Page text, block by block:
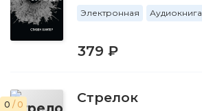
Электронная Аудиокнига
379 ₽
0 / 0 Стрелок